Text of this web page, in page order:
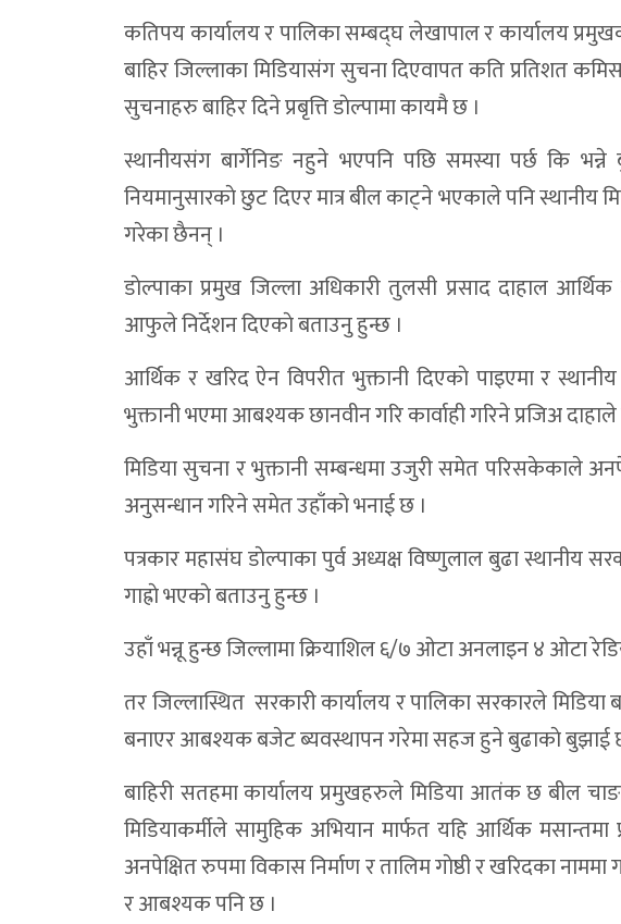
ठूलीभेरी नगरपालिकाको औसत खर्च ८२.४४ प्रतिशत, मुद्केचुला
समाजसेवी बैजीले गरे डाेल्पा गैरीगाउँ बाढीपीडितलाई सहयाेग
जिल्ला कृषि विकास कार्यालय प्रमुख विरुद्ध भरष्टचार मुद्दा
डोल्पा अदालतकाे बार्षिक समीक्षा सम्पन्न:आव २०८२/०८३ मा ७६ मुद्दा
जटिल सुत्केरी अवस्थापछि डोल्पाकी गर्भवतीको सेनाको हेलिकप्टरमार्फत
तीव्र गतिका कारण डोल्पामा नगर बस सडकबाट चिप्लियो, ४२ यात्रु
डोल्पामा स्याक नेपालको काम अलपत्र, विद्यालयका शौचालय अधुरै
सामाजिक विकास कार्यालय डाेल्पाकाे ८३ प्रतिशत वित्तीय प्रगति
डोल्पामा पहिलो पटक ई–पेन्सन पट्टा सेवा सुरु, काठमाडौं धाउने बाध्यता
गैरीगाउँका बाढीपीडितलाई विभिन्न संस्थाकाे सहयाेग, पुनःस्थापनामा जोड
बालविवाह मुक्त अभियान:नगरप्रमुख–उपप्रमुखलाई ३२ बुँदे ध्यानाकर्षण,
डाेल्पा मौरेलेख जिप दुर्घटना : एकको मृत्यु, ११ घाइतेको पहिचान
बाढीमा गम्भीर घाइते रेउली विकलाई सेनाको हेलिकप्टरबाट सुर्खेत लगियो
त्रिपुरासुन्दरीमा सुरक्षित आप्रवासन कार्यक्रमको कार्यान्वयन
पशु कार्यालयद्वारा मुख्यमन्त्री उत्कृष्ट कृषक पुरस्कार : डोल्पाका तीन कृषक
ऊर्जामन्त्री श्रेष्ठद्वारा १०६ मेगावाट जगदुल्ला जलविद्युत आयोजनाको
शिसाैल–ल्यासिक्याप–दुनै सडक खण्डमा नयाँ निर्माण मोडालिटी अघि बढ्दै
डोल्पामा वर्षा माग्दै ऐतिहासिक जलजात्रा
कतिपय कार्यालय र पालिका सम्बद्घ लेखापाल र कार्यालय
बाहिर जिल्लाका मिडियासंग सुचना दिएवापत कति प्रतिशत
सुचनाहरु बाहिर दिने प्रबृत्ति डाेल्पामा कायमै छ ।
स्थानीयसंग बार्गेनिङ नहुने भएपनि पछि समस्या पर्छ कि
नियमानुसारकाे छुट दिएर मात्र बील काट्ने भएकाले पनि स्थानीय
गरेका छैनन् ।
डाेल्पाका प्रमुख जिल्ला अधिकारी तुलसी प्रसाद दाहाल
आफुले निर्देशन दिएकाे बताउनु हुन्छ ।
आर्थिक र खरिद ऐन विपरीत भुक्तानी दिएकाे पाइएमा र
भुक्तानी भएमा आबश्यक छानवीन गरि कार्वाही गरिने प्रजिअ
मिडिया सुचना र भुक्तानी सम्बन्धमा उजुरी समेत परिसकेकाले
अनुसन्धान गरिने समेत उहाँकाे भनाई छ ।
पत्रकार महासंघ डाेल्पाका पुर्व अध्यक्ष विष्णुलाल बुढा स्थानीय
गाह्राे भएकाे बताउनु हुन्छ ।
उहाँ भन्नू हुन्छ जिल्लामा क्रियाशिल ६/७ ओटा अनलाइन ४ ओटा
तर जिल्लास्थित सरकारी कार्यालय र पालिका सरकारले
बनाएर आबश्यक बजेट ब्यवस्थापन गरेमा सहज हुने बुढाकाे बुझाई
बाहिरी सतहमा कार्यालय प्रमुखहरुले मिडिया आतंक छ बील
मिडियाकर्मीले सामुहिक अभियान मार्फत यहि आर्थिक
अनपेक्षित रुपमा विकास निर्माण र तालिम गाेष्ठी र खरिदका
र आबश्यक पनि छ ।